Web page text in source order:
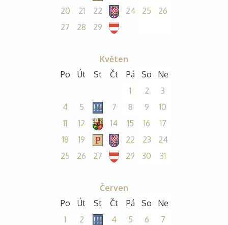
20
21 22 24 25
26
27
28 29
Květen
Po
Út St Čt Pá So
Ne
1
2
3
4
5 7 8 9
10
11
12 14 15 16
17
18
19 22 23
24
25
26 27 29 30 31
Červen
Po
Út St Čt Pá So
Ne
1
2 4 5 6
7